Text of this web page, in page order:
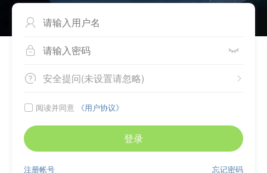

 
 
安全提问(未设置请忽略)
 阅读并同意 《用户协议》
登录
忘记密码
注册帐号